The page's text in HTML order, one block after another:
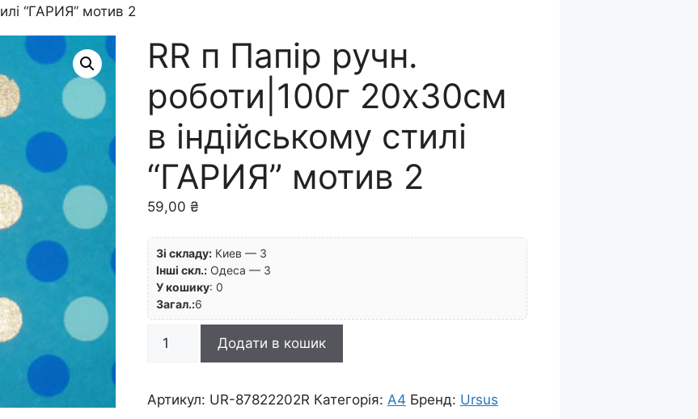
“ГАРИЯ” мотив 2
RR п Папір ручн.
роботи|100г 20х30см
в індійському стилі
“ГАРИЯ” мотив 2
59,00 ₴
Зі складу: Киев — 3
Інші скл.:Одеса — 3
У кошику: 0
Загал.:6
ручн.
Додати в кошик
Артикул: UR-87822202R Категорія: А4 Бренд: Ursus